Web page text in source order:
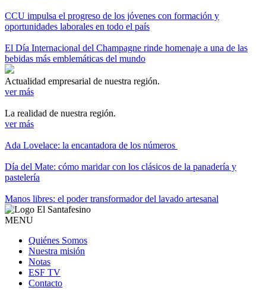
CCU impulsa el progreso de los jóvenes con formación y
oportunidades laborales en todo el país
El Día Internacional del Champagne rinde homenaje a una de las
bebidas más emblemáticas del mundo
Actualidad empresarial de nuestra región.
ver más
La realidad de nuestra región.
ver más
Ada Lovelace: la encantadora de los números
Día del Mate: cómo maridar con los clásicos de la panadería y
pastelería
Manos libres: el poder transformador del lavado artesanal
MENU
Quiénes Somos
Nuestra misión
Notas
ESF TV
Contacto